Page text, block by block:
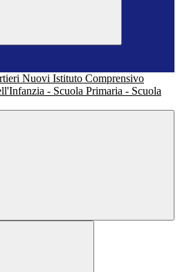
Istituto Comprensivo
- Scuola Primaria - Scuola